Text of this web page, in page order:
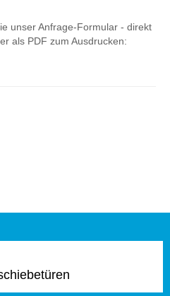
unser Anfrage-Formular - direkt
als PDF zum Ausdrucken: